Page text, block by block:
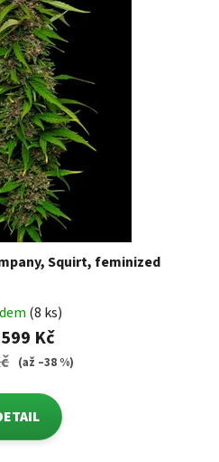
Squirt, feminized
(8 ks)
Kč
(až –38 %)